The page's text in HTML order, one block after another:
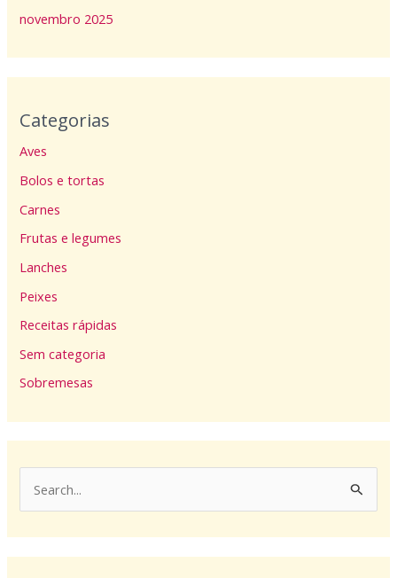
novembro 2025
Categorias
Aves
Bolos e tortas
Carnes
Frutas e legumes
Lanches
Peixes
Receitas rápidas
Sem categoria
Sobremesas
e
s